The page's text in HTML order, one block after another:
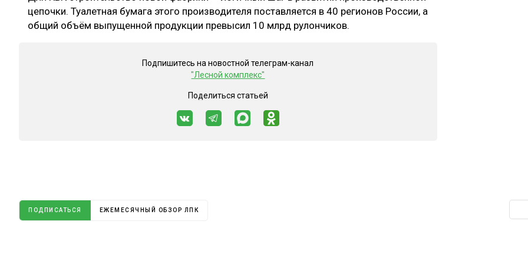
цепочки. Туалетная бумага этого производителя поставляется в 40 регионов России, а
общий объём выпущенной продукции превысил 10 млрд рулончиков.
Подпишитесь на новостной телеграм-канал
"Лесной комплекс"
Поделиться статьей
ПОДПИСАТЬСЯ ЕЖЕМЕСЯЧНЫЙ ОБЗОР ЛПК